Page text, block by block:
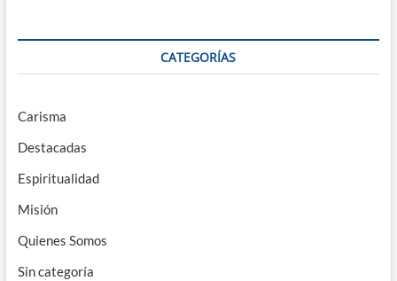
CATEGORÍAS
Carisma
Destacadas
Espiritualidad
Misión
Quienes Somos
Sin categoría